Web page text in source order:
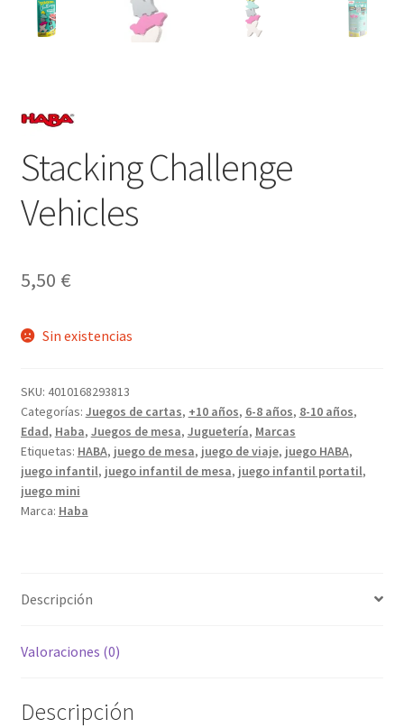
Stacking Challenge
Vehicles
5,50 €
Sin existencias
SKU: 4010168293813
Categorías: Juegos de cartas, +10 años, 6-8 años, 8-10 años,
Edad, Haba, Juegos de mesa, Juguetería, Marcas
Etiquetas: HABA, juego de mesa, juego de viaje, juego HABA,
juego infantil, juego infantil de mesa, juego infantil portatil,
juego mini
Marca: Haba
Descripción
Valoraciones (0)
Descripción